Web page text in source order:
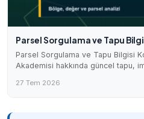
Parsel Sorgulama ve Tapu
Parsel Sorgulama ve Tapu Bilgisi
Akademisi hakkında güncel tapu,
27 Tem 2026